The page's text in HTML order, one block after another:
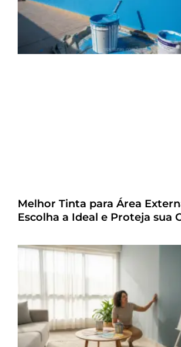
Melhor Tinta para Área
Escolha a Ideal e Proteja sua